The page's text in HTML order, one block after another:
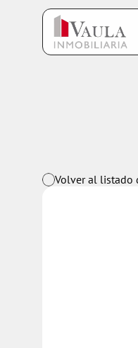
Volver al listado